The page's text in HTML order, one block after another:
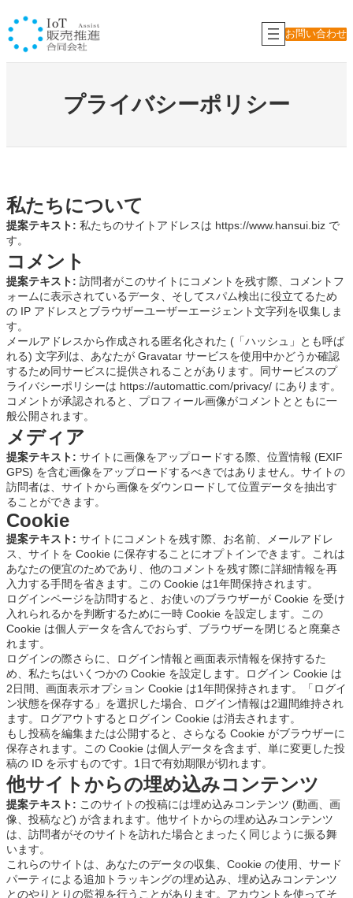
容
を
お問い合わせ
プライバシーポリシー
私たちについて
提案テキスト: 私たちのサイトアドレスは https://www.hansui.biz で
す。
コメント
提案テキスト: 訪問者がこのサイトにコメントを残す際、コメントフ
ォームに表示されているデータ、そしてスパム検出に役立てるため
の IP アドレスとブラウザーユーザーエージェント文字列を収集しま
す。
メールアドレスから作成される匿名化された (「ハッシュ」とも呼ば
れる) 文字列は、あなたが Gravatar サービスを使用中かどうか確認
するため同サービスに提供されることがあります。同サービスのプ
ライバシーポリシーは https://automattic.com/privacy/ にあります。
コメントが承認されると、プロフィール画像がコメントとともに一
般公開されます。
メディア
提案テキスト: サイトに画像をアップロードする際、位置情報 (EXIF
GPS) を含む画像をアップロードするべきではありません。サイトの
訪問者は、サイトから画像をダウンロードして位置データを抽出す
ることができます。
Cookie
提案テキスト: サイトにコメントを残す際、お名前、メールアドレ
ス、サイトを Cookie に保存することにオプトインできます。これは
あなたの便宜のためであり、他のコメントを残す際に詳細情報を再
入力する手間を省きます。この Cookie は1年間保持されます。
ログインページを訪問すると、お使いのブラウザーが Cookie を受け
入れられるかを判断するために一時 Cookie を設定します。この
Cookie は個人データを含んでおらず、ブラウザーを閉じると廃棄さ
れます。
ログインの際さらに、ログイン情報と画面表示情報を保持するた
め、私たちはいくつかの Cookie を設定します。ログイン Cookie は
2日間、画面表示オプション Cookie は1年間保持されます。「ログイ
ン状態を保存する」を選択した場合、ログイン情報は2週間維持され
ます。ログアウトするとログイン Cookie は消去されます。
もし投稿を編集または公開すると、さらなる Cookie がブラウザーに
保存されます。この Cookie は個人データを含まず、単に変更した投
稿の ID を示すものです。1日で有効期限が切れます。
他サイトからの埋め込みコンテンツ
提案テキスト: このサイトの投稿には埋め込みコンテンツ (動画、画
像、投稿など) が含まれます。他サイトからの埋め込みコンテンツ
は、訪問者がそのサイトを訪れた場合とまったく同じように振る舞
います。
これらのサイトは、あなたのデータの収集、Cookie の使用、サード
パーティによる追加トラッキングの埋め込み、埋め込みコンテンツ
とのやりとりの監視を行うことがあります。アカウントを使ってそ